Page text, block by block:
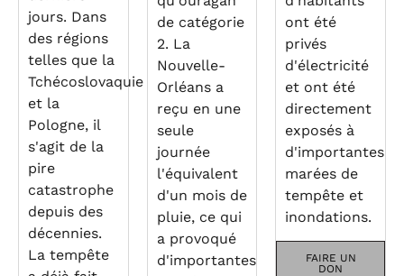
jours. Dans
des régions
telles que la
Tchécoslovaquie
et la
Pologne, il
s'agit de la
pire
catastrophe
depuis des
décennies.
La tempête
de catégorie
2. La
Nouvelle-
Orléans a
reçu en une
seule
journée
l'équivalent
d'un mois de
pluie, ce qui
a provoqué
d'importantes
ont été
privés
d'électricité
et ont été
directement
exposés à
d'importantes
marées de
tempête et
inondations.
FAIRE UN
DON